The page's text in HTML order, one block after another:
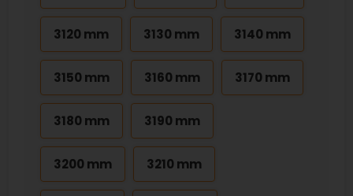
3120 mm 3130 mm 3140 mm
3150 mm 3160 mm 3170 mm
3180 mm 3190 mm
3200 mm 3210 mm